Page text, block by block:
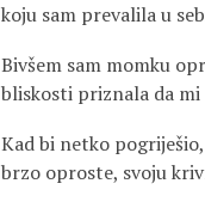
koju sam prevalila u
Bivšem sam momku
bliskosti priznala da mi
Kad bi netko
brzo oproste, svoju